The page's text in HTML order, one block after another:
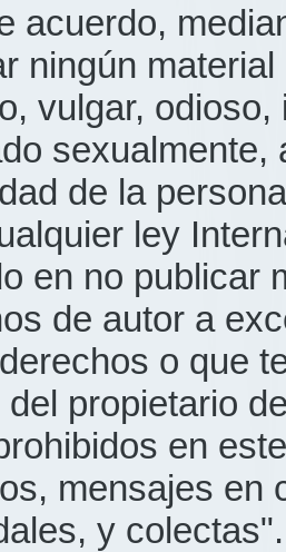
acuerdo,
ningún
vulgar,
sexualmente,
de la
ley
en no publicar
de autor a
o que
propietario
en
mensajes en
y colectas".